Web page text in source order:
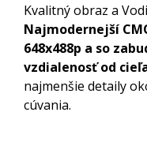
Kvalitný obraz a
Najmodernejší
648x488p a so
vzdialenosť od
najmenšie detaily
cúvania.